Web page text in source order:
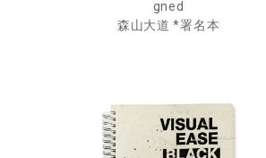
gned
森山大道 *署名本